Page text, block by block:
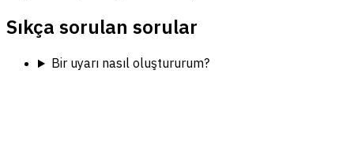
Sıkça sorulan sorular
Bir uyarı nasıl oluştururum?